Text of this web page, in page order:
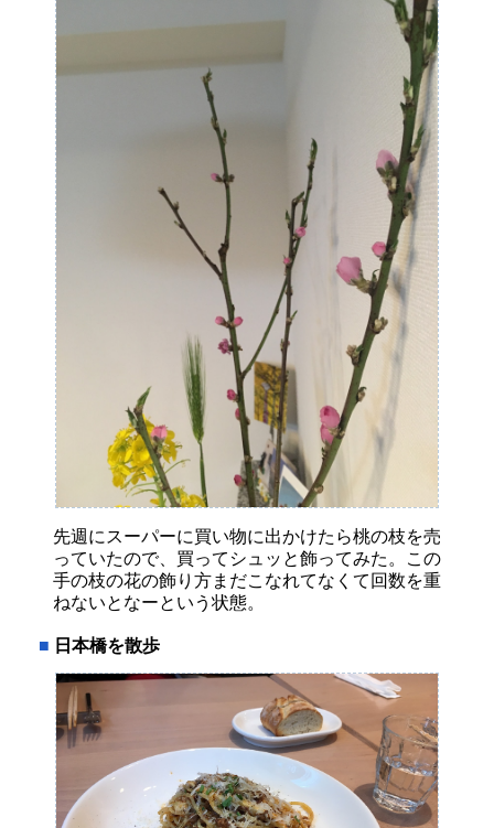
先週にスーパーに買い物に出かけたら桃の枝を売
っていたので、買ってシュッと飾ってみた。この
手の枝の花の飾り方まだこなれてなくて回数を重
ねないとなーという状態。
■ 日本橋を散歩